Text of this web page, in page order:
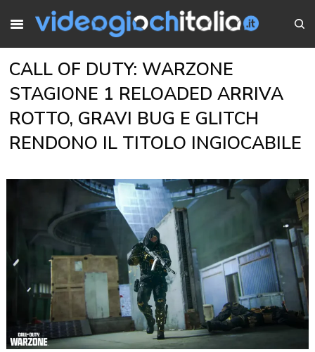
CALL OF DUTY: WARZONE
STAGIONE 1 RELOADED ARRIVA
ROTTO, GRAVI BUG E GLITCH
RENDONO IL TITOLO INGIOCABILE